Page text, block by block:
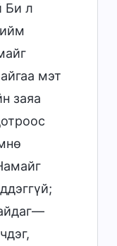
Би л
мэт
заяа